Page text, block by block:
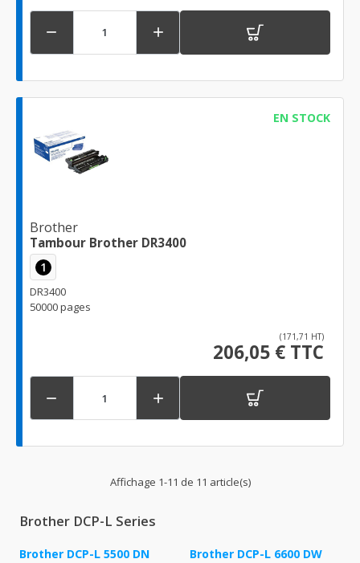
 
EN STOCK
Brother
Tambour Brother DR3400
1
DR3400
50000 pages
(171,71 HT)
206,05 € TTC
 
Affichage 1-11 de 11 article(s)
Brother DCP-L Series
Brother DCP-L 5500 DN Brother DCP-L 6600 DW